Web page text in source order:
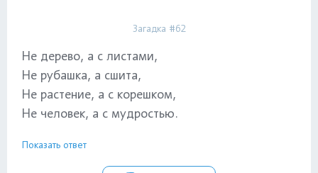
Загадка #62
Не дерево, а с листами,
Не рубашка, а сшита,
Не растение, а с корешком,
Не человек, а с мудростью.
Показать ответ